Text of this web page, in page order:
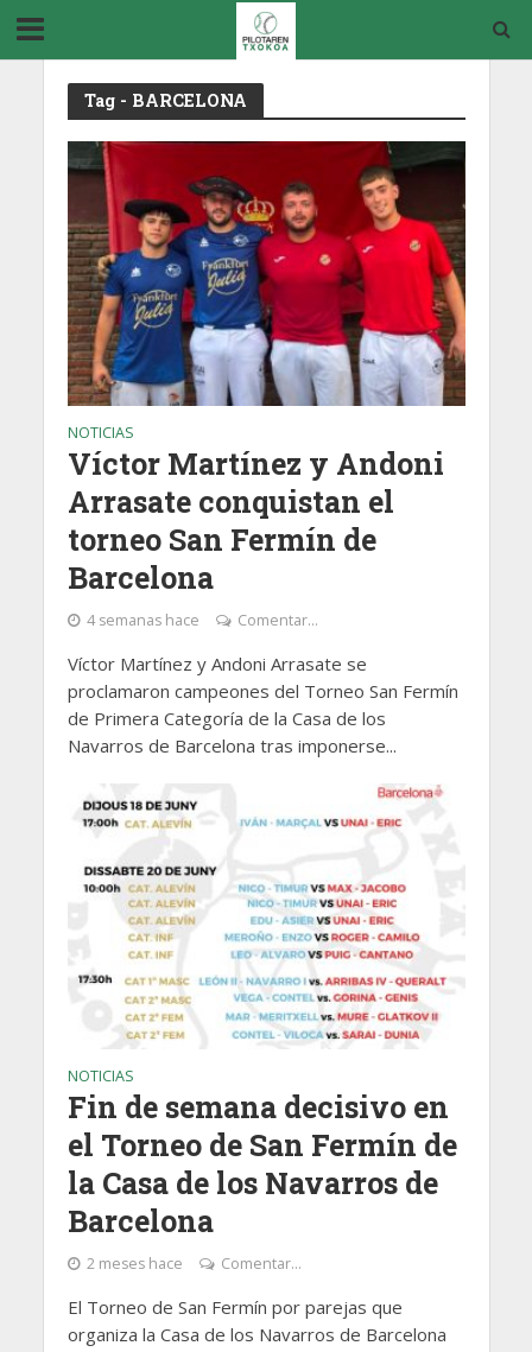
Tag - BARCELONA
NOTICIAS
Víctor Martínez y Andoni
Arrasate conquistan el
torneo San Fermín de
Barcelona
4 semanas hace Comentar...
Víctor Martínez y Andoni Arrasate se
proclamaron campeones del Torneo San Fermín
de Primera Categoría de la Casa de los
Navarros de Barcelona tras imponerse...
NOTICIAS
Fin de semana decisivo en
el Torneo de San Fermín de
la Casa de los Navarros de
Barcelona
2 meses hace Comentar...
El Torneo de San Fermín por parejas que
organiza la Casa de los Navarros de Barcelona